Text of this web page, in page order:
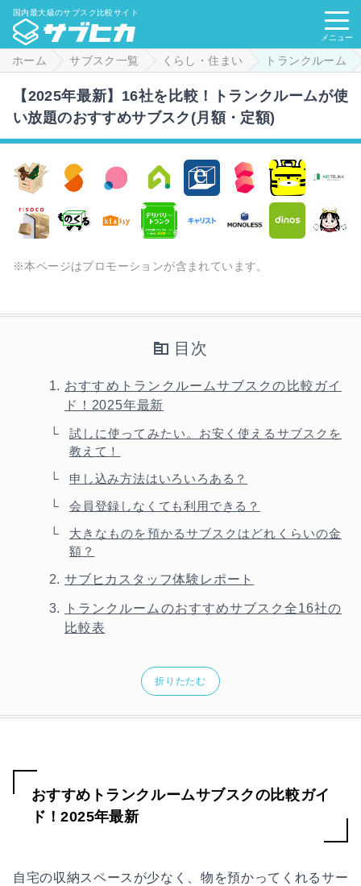
国内最大級のサブスク比較サイト
メニュー
ホーム サブスク一覧 くらし・住まい トランクルーム
【2025年最新】16社を比較！トランクルームが使
い放題のおすすめサブスク(月額・定額)
※本ページはプロモーションが含まれています。
目次
おすすめトランクルームサブスクの比較ガイ
ド！2025年最新
試しに使ってみたい。お安く使えるサブスクを
教えて！
申し込み方法はいろいろある？
会員登録しなくても利用できる？
大きなものを預かるサブスクはどれくらいの金
額？
サブヒカスタッフ体験レポート
トランクルームのおすすめサブスク全16社の
比較表
折りたたむ
おすすめトランクルームサブスクの比較ガイ
ド！2025年最新
自宅の収納スペースが少なく、物を預かってくれるサー